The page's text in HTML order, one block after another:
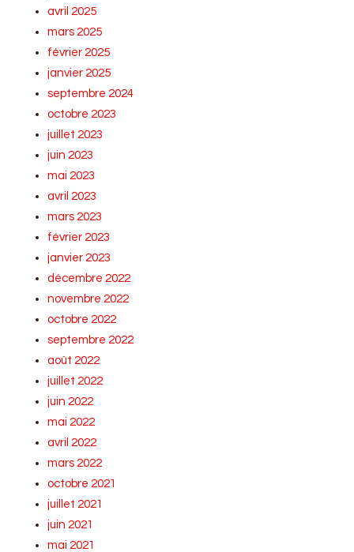
avril 2025
mars 2025
février 2025
janvier 2025
septembre 2024
octobre 2023
juillet 2023
juin 2023
mai 2023
avril 2023
mars 2023
février 2023
janvier 2023
décembre 2022
novembre 2022
octobre 2022
septembre 2022
août 2022
juillet 2022
juin 2022
mai 2022
avril 2022
mars 2022
octobre 2021
juillet 2021
juin 2021
mai 2021